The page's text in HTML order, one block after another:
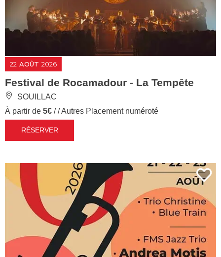
22 AOÛT 2026
Festival de Rocamadour - La Tempête
SOUILLAC
À partir de 5€ / / Autres Placement numéroté
RÉSERVER